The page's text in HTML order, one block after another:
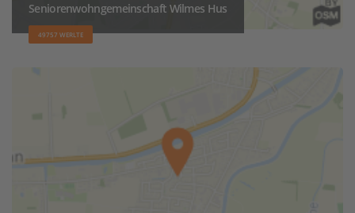
Seniorenwohngemeinschaft Wilmes Hus
49757 WERLTE